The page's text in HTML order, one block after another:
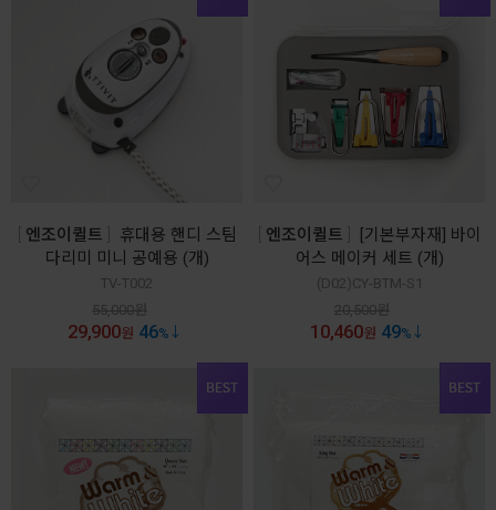
엔조이퀼트
휴대용 핸디 스팀
다리미 미니 공예용 (개)
TV-T002
55,000원
29,900원 46%
엔조이퀼트
[기본부자재] 바이
어스 메이커 세트 (개)
(D02)CY-BTM-S1
20,500원
10,460원 49%